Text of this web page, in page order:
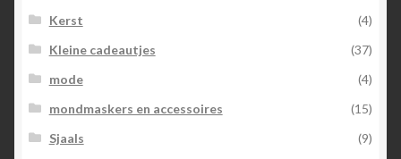
Kerst
(4)
Kleine cadeautjes
(37)
mode
(4)
mondmaskers en accessoires
(15)
Sjaals
(9)